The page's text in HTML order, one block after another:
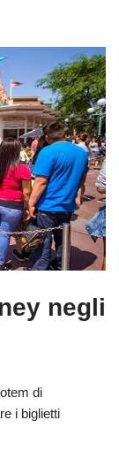
negli
di
i biglietti